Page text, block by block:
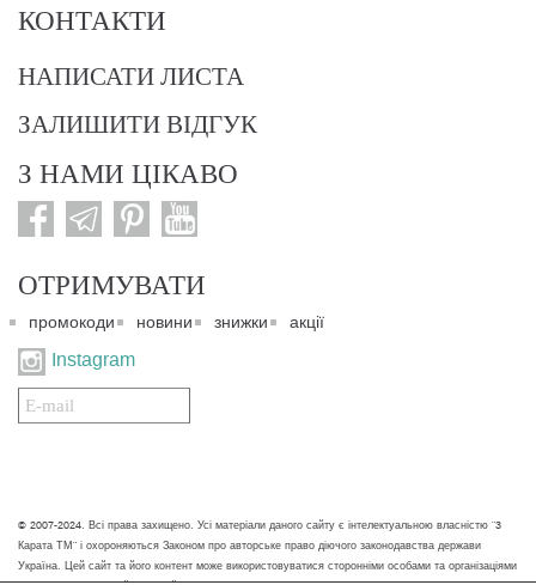
КОНТАКТИ
НАПИСАТИ ЛИСТА
ЗАЛИШИТИ ВІДГУК
З НАМИ ЦІКАВО
ОТРИМУВАТИ
промокоди новини знижки акції
Instagram
Подписаться
на
© 2007-2024. Всі права захищено. Усі матеріали даного сайту є інтелектуальною власністю "3
Карата ТМ" і охороняються Законом про авторське право діючого законодавства держави
Україна. Цей сайт та його контент може використовуватися сторонніми особами та організаціями